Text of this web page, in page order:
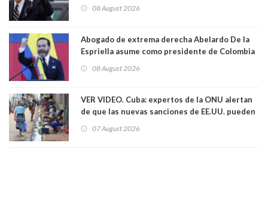
08 August 2026
Abogado de extrema derecha Abelardo De la
Espriella asume como presidente de Colombia
08 August 2026
VER VIDEO. Cuba: expertos de la ONU alertan
de que las nuevas sanciones de EE.UU. pueden
07 August 2026